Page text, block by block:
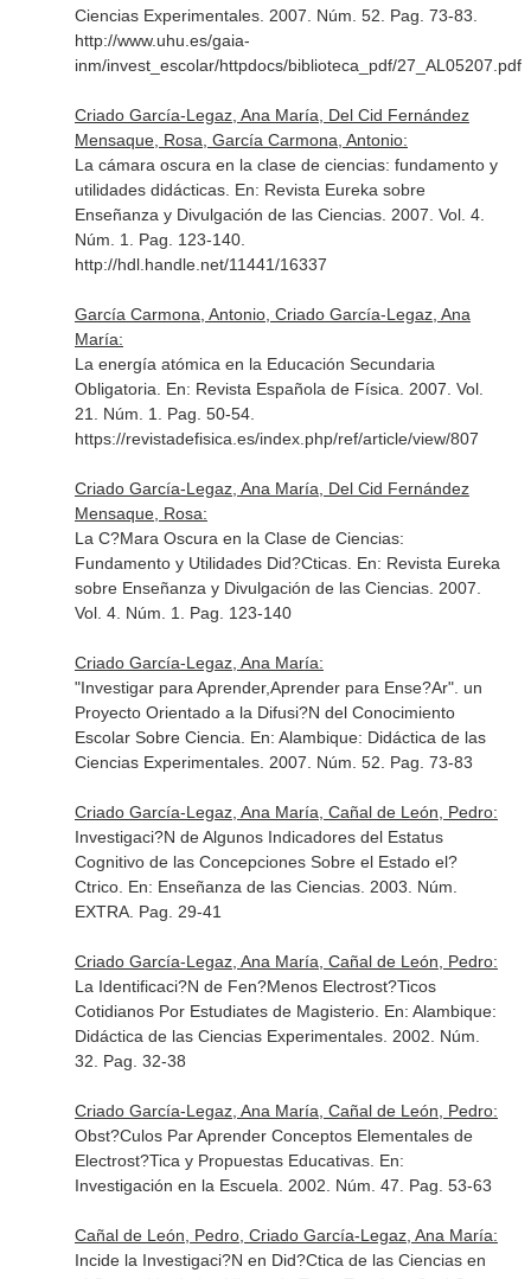
Ciencias Experimentales. 2007. Núm. 52. Pag. 73-83.
http://www.uhu.es/gaia-
inm/invest_escolar/httpdocs/biblioteca_pdf/27_AL05207.pdf
Criado García-Legaz, Ana María, Del Cid Fernández
Mensaque, Rosa, García Carmona, Antonio:
La cámara oscura en la clase de ciencias: fundamento y
utilidades didácticas. En: Revista Eureka sobre
Enseñanza y Divulgación de las Ciencias. 2007. Vol. 4.
Núm. 1. Pag. 123-140.
http://hdl.handle.net/11441/16337
García Carmona, Antonio, Criado García-Legaz, Ana
María:
La energía atómica en la Educación Secundaria
Obligatoria. En: Revista Española de Física . 2007. Vol.
21. Núm. 1. Pag. 50-54.
https://revistadefisica.es/index.php/ref/article/view/807
Criado García-Legaz, Ana María, Del Cid Fernández
Mensaque, Rosa:
La C?Mara Oscura en la Clase de Ciencias:
Fundamento y Utilidades Did?Cticas. En: Revista Eureka
sobre Enseñanza y Divulgación de las Ciencias. 2007.
Vol. 4. Núm. 1. Pag. 123-140
Criado García-Legaz, Ana María:
"Investigar para Aprender,Aprender para Ense?Ar". un
Proyecto Orientado a la Difusi?N del Conocimiento
Escolar Sobre Ciencia. En: Alambique: Didáctica de las
Ciencias Experimentales. 2007. Núm. 52. Pag. 73-83
Criado García-Legaz, Ana María, Cañal de León, Pedro:
Investigaci?N de Algunos Indicadores del Estatus
Cognitivo de las Concepciones Sobre el Estado el?
Ctrico. En: Enseñanza de las Ciencias. 2003. Núm.
EXTRA. Pag. 29-41
Criado García-Legaz, Ana María, Cañal de León, Pedro:
La Identificaci?N de Fen?Menos Electrost?Ticos
Cotidianos Por Estudiates de Magisterio. En: Alambique:
Didáctica de las Ciencias Experimentales. 2002. Núm.
32. Pag. 32-38
Criado García-Legaz, Ana María, Cañal de León, Pedro:
Obst?Culos Par Aprender Conceptos Elementales de
Electrost?Tica y Propuestas Educativas. En:
Investigación en la Escuela . 2002. Núm. 47. Pag. 53-63
Cañal de León, Pedro, Criado García-Legaz, Ana María:
Incide la Investigaci?N en Did?Ctica de las Ciencias en